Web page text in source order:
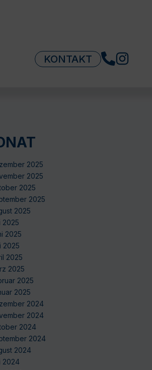
KONTAKT
2025
2025
2025
2025
2025
2025
2025
2025
2025
2025
2025
2025
2024
2024
2024
2024
2024
2024